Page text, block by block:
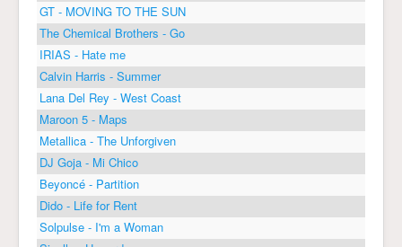
GT - MOVING TO THE SUN
The Chemical Brothers - Go
IRIAS - Hate me
Calvin Harris - Summer
Lana Del Rey - West Coast
Maroon 5 - Maps
Metallica - The Unforgiven
DJ Goja - Mi Chico
Beyoncé - Partition
Dido - Life for Rent
Solpulse - I'm a Woman